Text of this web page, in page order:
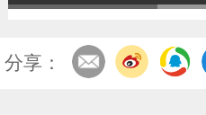
Loaded:
分享：